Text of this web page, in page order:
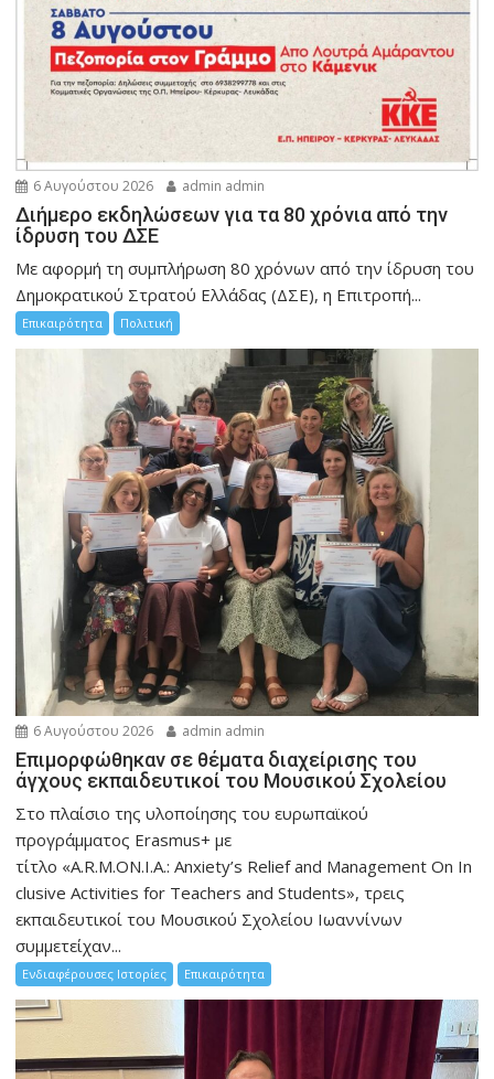
6 Αυγούστου 2026 admin admin
Διήμερο εκδηλώσεων για τα 80 χρόνια από την
ίδρυση του ΔΣΕ
Με αφορμή τη συμπλήρωση 80 χρόνων από την ίδρυση του
Δημοκρατικού Στρατού Ελλάδας (ΔΣΕ), η Επιτροπή...
Επικαιρότητα Πολιτική
6 Αυγούστου 2026 admin admin
Eπιμορφώθηκαν σε θέματα διαχείρισης του
άγχους εκπαιδευτικοί του Μουσικού Σχολείου
Στο πλαίσιο της υλοποίησης του ευρωπαϊκού
προγράμματος Erasmus+ με
τίτλο «A.R.M.ON.I.A.: Anxiety’s Relief and Management On In
clusive Activities for Teachers and Students», τρεις
εκπαιδευτικοί του Μουσικού Σχολείου Ιωαννίνων
συμμετείχαν...
Ενδιαφέρουσες Ιστορίες Επικαιρότητα